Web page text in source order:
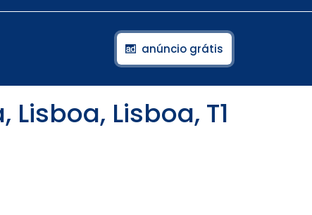
anúncio grátis
Lisboa, T1